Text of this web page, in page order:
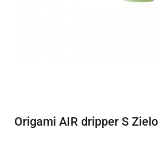
Origami AIR dripper S